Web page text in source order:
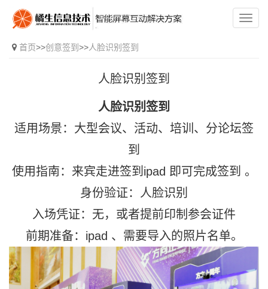
首页>>创意签到 >>人脸识别签到
人脸识别签到
人脸识别签到
适用场景：大型会议、活动、培训、分论坛签
到
使用指南：来宾走进签到ipad 即可完成签到 。
身份验证：人脸识别
入场凭证：无，或者提前印制参会证件
前期准备：ipad 、需要导入的照片名单。